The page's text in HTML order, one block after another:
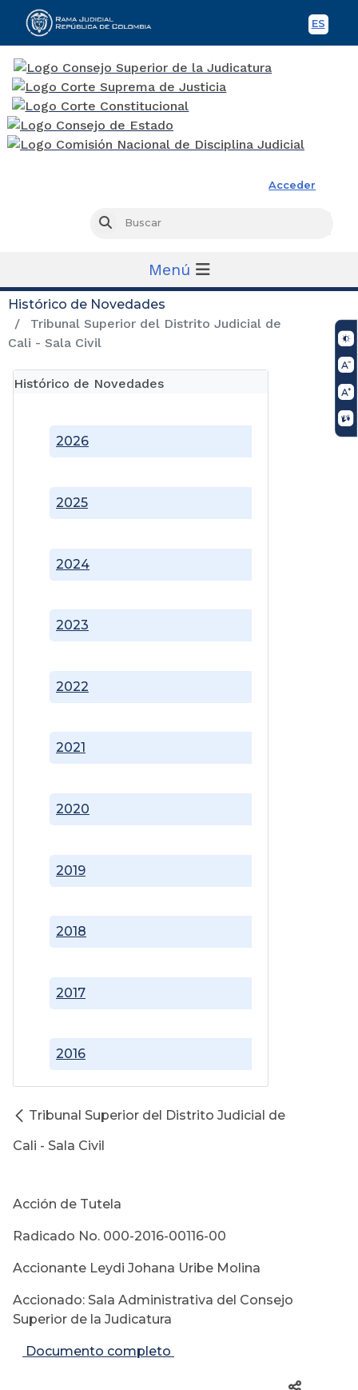
ES
Acceder
Buscar
Menú
Histórico de Novedades
Tribunal Superior del Distrito Judicial de
Cali - Sala Civil
Histórico de Novedades
2016
2017
2018
2019
2020
2021
2022
2023
2024
2025
2026
Tribunal Superior del Distrito Judicial de
Cali - Sala Civil
Acción de Tutela
Radicado No. 000-2016-00116-00
Accionante Leydi Johana Uribe Molina
Accionado: Sala Administrativa del Consejo
Superior de la Judicatura
Documento completo